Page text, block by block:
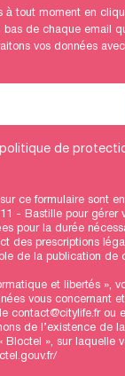
à tout moment en
de chaque email
vos données
de
ce formulaire sont
- Bastille pour gérer
pour la durée
des prescriptions
de la publication de
et libertés »,
vous concernant
contact@citylife.fr ou
de l’existence de
», sur laquelle